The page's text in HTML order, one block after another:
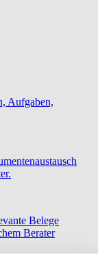
Aufgaben,
Belege
Berater